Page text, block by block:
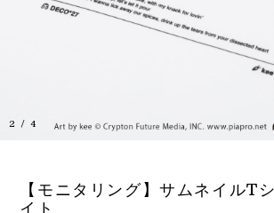
3 / 4
【モニタリング】サムネイルT
イト